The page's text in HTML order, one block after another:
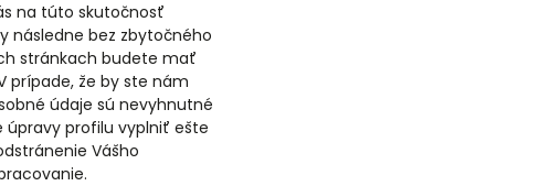
na túto skutočnosť
následne bez zbytočného
stránkach budete mať
prípade, že by ste nám
údaje sú nevyhnutné
úpravy profilu vyplniť ešte
Vášho